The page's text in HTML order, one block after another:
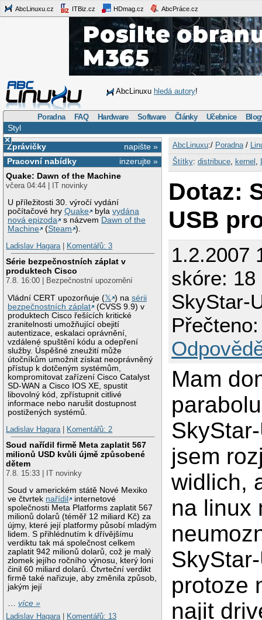
AbcLinuxu.cz ITBiz.cz HDmag.cz AbcPráce.cz
AbcLinuxu hledá autory!
Poradna FAQ Hardware Software Články Učebnice
Styl
×
napište »
Zprávičky
inzerujte »
Pracovní nabídky
Quake: Dawn of the Machine
včera 04:44 | IT novinky
U příležitosti 30. výročí vydání
počítačové hryQuake bylavydána
nová epizoda
s názvem Dawn of the
Machine
(Steam ).
Ladislav Hagara| Komentářů: 3
Série bezpečnostních záplat v
produktech Cisco
7.8. 16:00 | Bezpečnostní upozornění
Vládní CERT upozorňuje (𝕏 ) nasérii
bezpečnostních záplat
(CVSS 9.9) v
produktech Cisco řešících kritické
zranitelnosti umožňující obejití
autentizace, eskalaci oprávnění,
vzdálené spuštění kódu a odepření
služby. Úspěšné zneužití může
útočníkům umožnit získat neoprávněný
přístup k dotčeným systémům,
kompromitovat zařízení Cisco Catalyst
SD-WAN a Cisco IOS XE, spustit
libovolný kód, zpřístupnit citlivé
informace nebo narušit dostupnost
postižených systémů.
Ladislav Hagara| Komentářů: 2
Soud nařídil firmě Meta zaplatit 567
milionů USD kvůli újmě způsobené
dětem
7.8. 15:33 | IT novinky
Soud v americkém státě Nové Mexiko
ve čtvrtek nařídil
internetové
společnosti Meta Platforms zaplatit 567
milionů dolarů (téměř 12 miliard Kč) za
újmy, které její platformy působí mladým
lidem. S přihlédnutím k dřívějšímu
verdiktu tak má společnost celkem
zaplatit 942 milionů dolarů, což je malý
zlomek jejího ročního výnosu, který loni
činil 60 miliard dolarů. Čtvrteční verdikt
firmě také nařizuje, aby změnila způsob,
jakým její
…více »
Ladislav Hagara
Komentářů: 13
AbcLinuxu:/ Poradna/
Štítky: distribuce, kernel
Dotaz:
USB
1.2.2007
skóre: 18
SkyStar-
Mam
jsem
widlich,
na linux
protoze
najit